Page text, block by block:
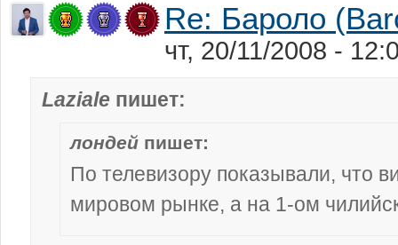
Re: Бароло
чт, 20/11/2008 -
Laziale пишет:
лондейпишет:
По телевизору показывали, что
мировом рынке, а на 1-ом